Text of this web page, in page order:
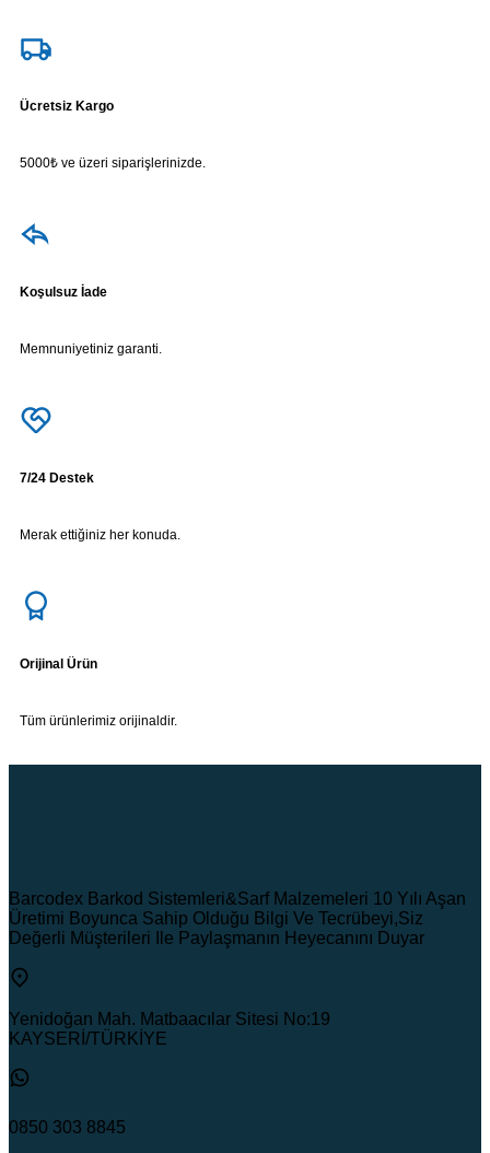
Ücretsiz Kargo
5000₺ ve üzeri siparişlerinizde.
Koşulsuz İade
Memnuniyetiniz garanti.
7/24 Destek
Merak ettiğiniz her konuda.
Orijinal Ürün
Tüm ürünlerimiz orijinaldir.
Barcodex Barkod Sistemleri&Sarf Malzemeleri 10 Yılı Aşan
Üretimi Boyunca Sahip Olduğu Bilgi Ve Tecrübeyi,Siz
Değerli Müşterileri Ile Paylaşmanın Heyecanını Duyar
Yenidoğan Mah. Matbaacılar Sitesi No:19
KAYSERİ/TÜRKİYE
0850 303 8845